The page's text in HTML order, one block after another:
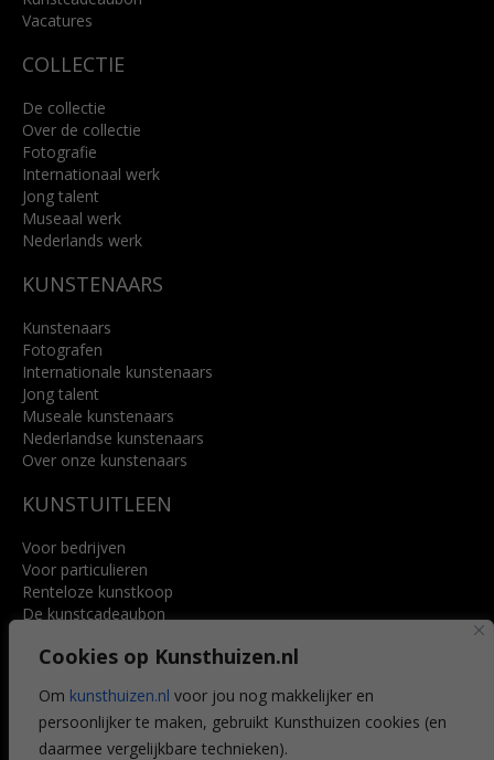
Cookies op Kunsthuizen.nl
Om kunsthuizen.nl voor jou nog makkelijker en
persoonlijker te maken, gebruikt Kunsthuizen cookies (en
daarmee vergelijkbare technieken).
Lees meer
Vacatures
COLLECTIE
De collectie
Over de collectie
Fotografie
Internationaal werk
Jong talent
Museaal werk
Nederlands werk
KUNSTENAARS
Kunstenaars
Fotografen
Internationale kunstenaars
Jong talent
Museale kunstenaars
Nederlandse kunstenaars
Over onze kunstenaars
KUNSTUITLEEN
Voor bedrijven
Voor particulieren
Renteloze kunstkoop
De kunstcadeaubon
Voordelen
Veelgestelde vragen
CONTACT